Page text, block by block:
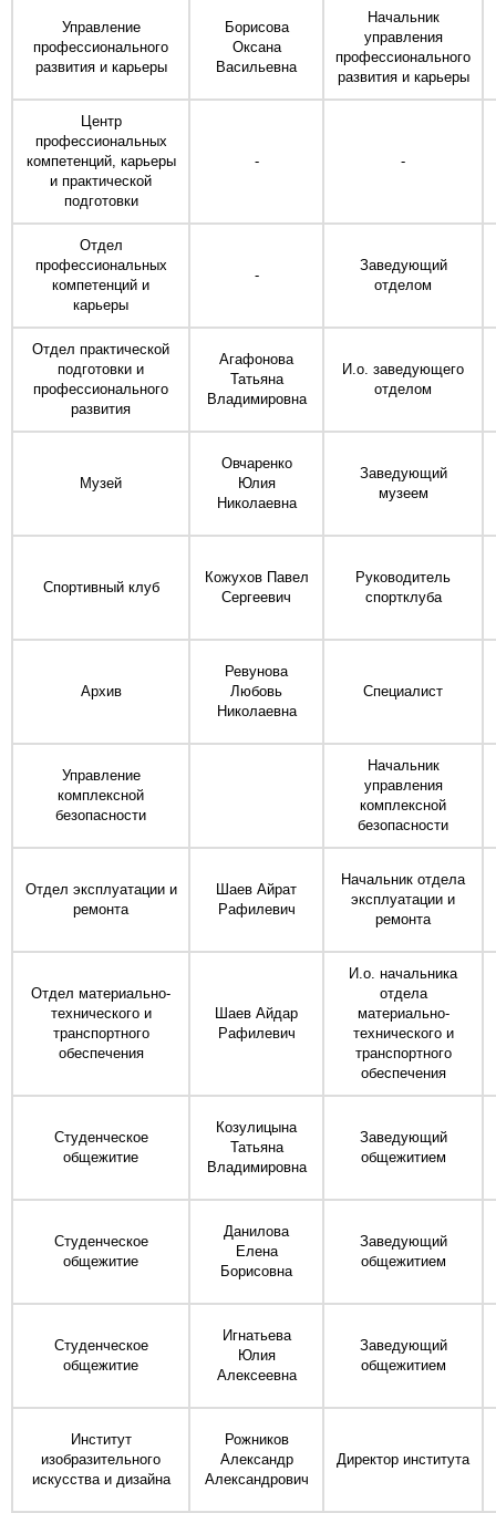
Управление
профессионального
развития и карьеры
Борисова
Оксана
Васильевна
Начальник
управления
профессионального
развития и карьеры
Центр
профессиональных
компетенций, карьеры
и практической
подготовки
- -
Отдел
профессиональных
компетенций и
карьеры
-
Заведующий
отделом
Отдел практической
подготовки и
профессионального
развития
Агафонова
Татьяна
Владимировна
И.о. заведующего
отделом
Музей
Овчаренко
Юлия
Николаевна
Заведующий
музеем
Спортивный клуб
Кожухов Павел
Сергеевич
Руководитель
спортклуба
Архив
Ревунова
Любовь
Николаевна
Специалист
Управление
комплексной
безопасности
Начальник
управления
комплексной
безопасности
Отдел эксплуатации и
ремонта
Шаев Айрат
Рафилевич
Начальник отдела
эксплуатации и
ремонта
Отдел материально-
технического и
транспортного
обеспечения
Шаев Айдар
Рафилевич
И.о. начальника
отдела
материально-
технического и
транспортного
обеспечения
Студенческое
общежитие
Козулицына
Татьяна
Владимировна
Заведующий
общежитием
Студенческое
общежитие
Данилова
Елена
Борисовна
Заведующий
общежитием
Студенческое
общежитие
Игнатьева
Юлия
Алексеевна
Заведующий
общежитием
Институт
изобразительного
искусства и дизайна
Рожников
Александр
Александрович
Директор института